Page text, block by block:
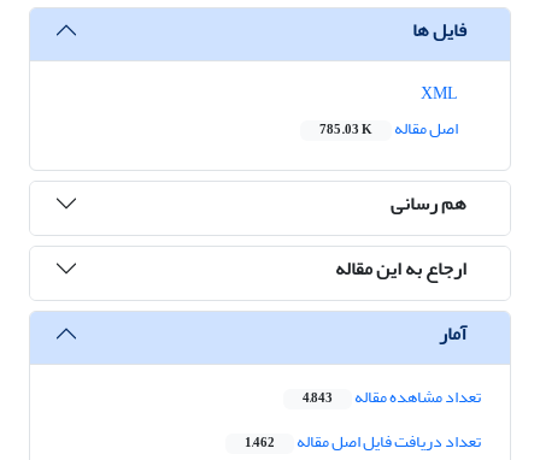
فایل ها
اصل مقاله
785.03 K
هم رسانی
ارجاع به این مقاله
آمار
تعداد مشاهده مقاله 4,843
تعداد دریافت فایل اصل مقاله 1,462